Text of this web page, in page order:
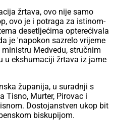
žrtava, ovo nije samo
ovo je i potraga za istinom-
desetljećima opterećivala
je 'napokon sazrelo vrijeme
Medvedu, stručnim
u ekshumaciji žrtava iz jame
županija, u suradnji s
Tisno, Murter, Pirovac i
Dostojanstven ukop bit
biskupijom.